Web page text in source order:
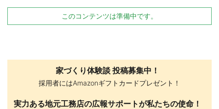
このコンテンツは準備中です。
家づくり体験談 投稿募集中！
採用者にはAmazonギフトカードプレゼント！
実力ある地元工務店の広報サポートが私たちの使命！